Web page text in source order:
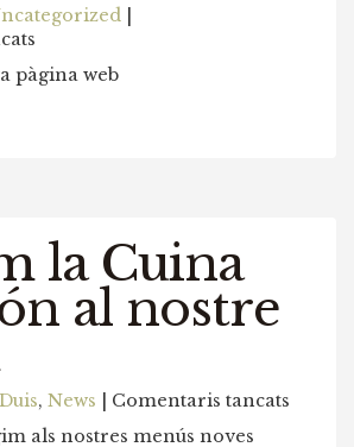
Inaugurem
nova
pàgina web
la Cuina
al nostre
Duis, News Comentaris tancats
als nostres menús noves